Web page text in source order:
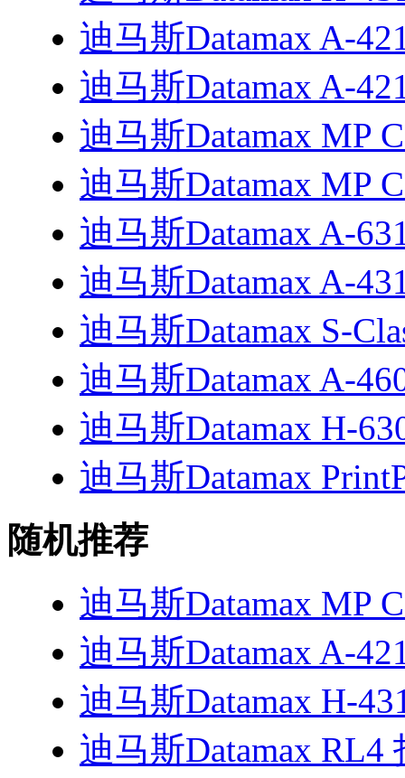
迪马斯Datamax A-
迪马斯Datamax A-
迪马斯Datamax MP
迪马斯Datamax MP
迪马斯Datamax A-
迪马斯Datamax A-
迪马斯Datamax S-
迪马斯Datamax A-
迪马斯Datamax H-
迪马斯Datamax
随机推荐
迪马斯Datamax MP
迪马斯Datamax A-
迪马斯Datamax H-
迪马斯Datamax RL4